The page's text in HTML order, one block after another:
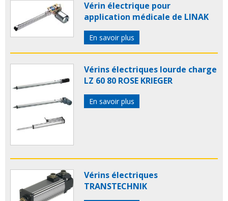
Vérin électrique pour
application médicale de LINAK
En savoir plus
Vérins électriques lourde charge
LZ 60 80 ROSE KRIEGER
En savoir plus
Vérins électriques
TRANSTECHNIK